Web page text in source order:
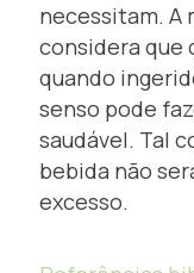
necessitam. A
considera que
quando
senso pode
saudável. Tal
bebida não
excesso.